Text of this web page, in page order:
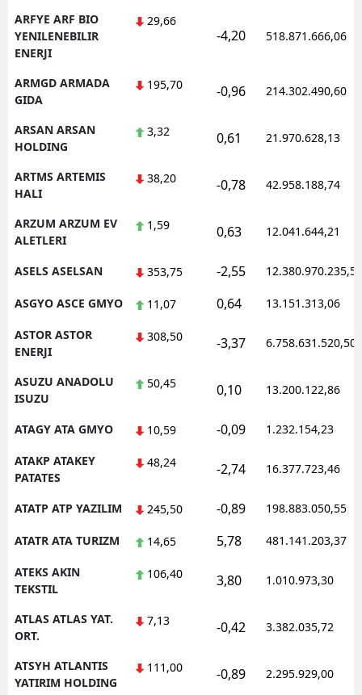
ARFYE ARF BIO
YENILENEBILIR
ENERJI
29,66
-4,20 518.871.666,06
ARMGD ARMADA
GIDA
195,70 -0,96 214.302.490,60
ARSAN ARSAN
HOLDING
3,32 0,61 21.970.628,13
ARTMS ARTEMIS
HALI
38,20 -0,78 42.958.188,74
ARZUM ARZUM EV
ALETLERI
1,59 0,63 12.041.644,21
ASELS ASELSAN 353,75 -2,55 12.380.970.235,50
ASGYO ASCE GMYO 11,07 0,64 13.151.313,06
ASTOR ASTOR
ENERJI
308,50 -3,37 6.758.631.520,50
ASUZU ANADOLU
ISUZU
50,45 0,10 13.200.122,86
ATAGY ATA GMYO 10,59 -0,09 1.232.154,23
ATAKP ATAKEY
PATATES
48,24 -2,74 16.377.723,46
ATATP ATP YAZILIM 245,50 -0,89 198.883.050,55
ATATR ATA TURIZM 14,65 5,78 481.141.203,37
ATEKS AKIN
TEKSTIL
106,40 3,80 1.010.973,30
ATLAS ATLAS YAT.
ORT.
7,13 -0,42 3.382.035,72
ATSYH ATLANTIS
YATIRIM HOLDING
111,00 -0,89 2.295.929,00